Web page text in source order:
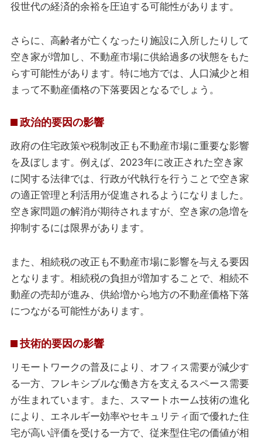
役世代の経済的余裕を圧迫する可能性があります。
さらに、高齢者が亡くなったり施設に入所したりして
空き家が増加し、不動産市場に供給過多の状態をもた
らす可能性があります。特に地方では、人口減少と相
まって不動産価格の下落要因となるでしょう。
政治的要因の影響
政府の住宅政策や税制改正も不動産市場に重要な影響
を及ぼします。例えば、2023年に改正された空き家
に関する法律では、行政が代執行を行うことで空き家
の適正管理と利活用が促進されるようになりました。
空き家問題の解消が期待されますが、空き家の急増を
抑制するには限界があります。
また、相続税の改正も不動産市場に影響を与える要因
となります。相続税の負担が増加することで、相続不
動産の売却が進み、供給増から地方の不動産価格下落
につながる可能性があります。
技術的要因の影響
リモートワークの普及により、オフィス需要が減少す
る一方、フレキシブルな働き方を支えるスペース需要
が生まれています。また、スマートホーム技術の進化
により、エネルギー効率やセキュリティ面で優れた住
宅が高い評価を受ける一方で、従来型住宅の価値が相